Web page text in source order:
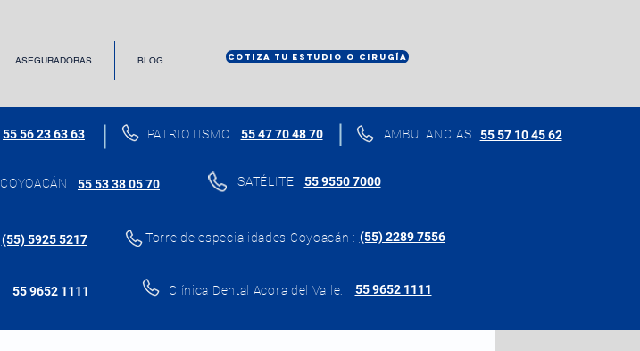
ASEGURADORAS BLOG COTIZA TU ESTUDIO O CIRUGÍA
55 56 23 63 63 55 47 70 48 70
PATRIOTISMO AMBULANCIAS 55 57 10 45 62
COYOACÁN 55 53 38 05 70 SATÉLITE 55 9550 7000
(55) 5925 5217 Torre de especialidades Coyoacán : (55) 2289 7556
55 9652 1111 Clínica Dental Acora del Valle: 55 9652 1111